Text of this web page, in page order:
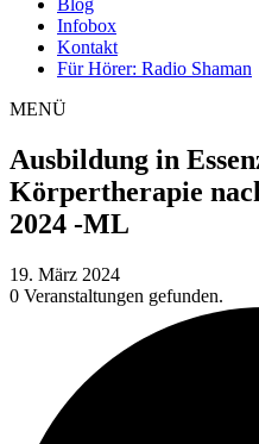
Blog
Infobox
Kontakt
Für Hörer: Radio Shaman
MENÜ
Ausbildung in
Körpertherapie
2024 -ML
19. März 2024
0 Veranstaltungen gefunden.